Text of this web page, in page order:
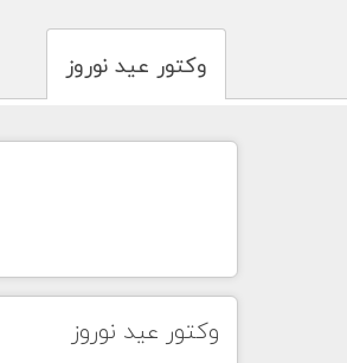
وکتور عید نوروز
وکتور عید نوروز